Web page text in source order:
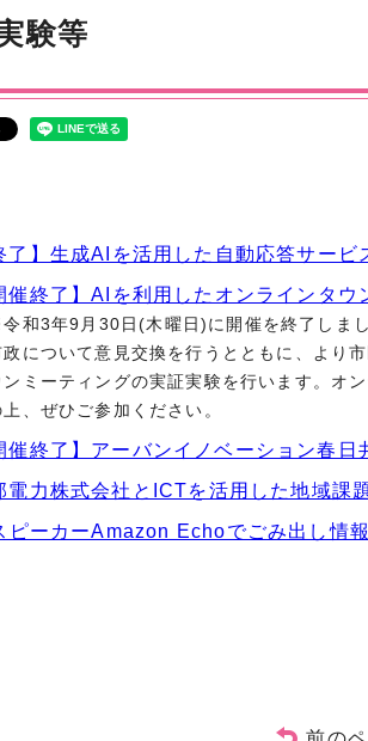
験等
了】生成AIを活用した自動応答サービ
催終了】AIを利用したオンラインタ
和3年9月30日(木曜日)に開催を終了しま
について意見交換を行うとともに、より
ンミーティングの実証実験を行います。オ
、ぜひご参加ください。
催終了】アーバンイノベーション春日
電力株式会社とICTを活用した地域課
ピーカーAmazon Echoでごみ出し情